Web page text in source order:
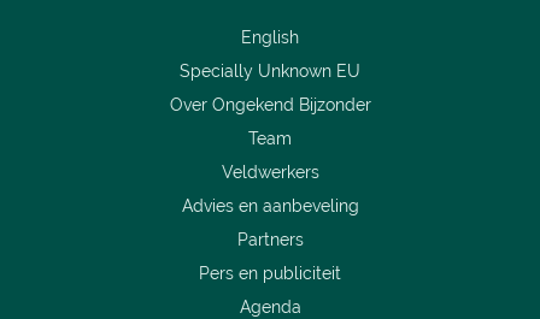
English
Specially Unknown EU
Over Ongekend Bijzonder
Team
Veldwerkers
Advies en aanbeveling
Partners
Pers en publiciteit
Agenda